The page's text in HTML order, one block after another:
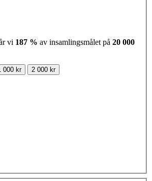
vi 187 % av insamlingsmålet på 20 000
000 kr 2 000 kr